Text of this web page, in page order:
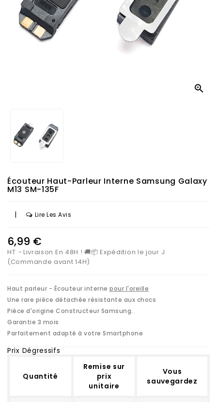

Écouteur Haut-Parleur Interne Samsung Galaxy
M13 SM-135F
| Lire Les Avis
6,99 €
HT
Livraison En 48H ! 🚚📦 Expédition le jour J
(Commande avant 14H)
Haut parleur - Écouteur interne pour l'oreille
Une rare pièce détachée résistante aux chocs
Pièce d'origine Constructeur Samsung.
Garantie 3 mois
Parfaitement adapté à votre Smartphone
Prix Dégressifs
Quantité
Remise sur
prix
unitaire
Vous
sauvegardez